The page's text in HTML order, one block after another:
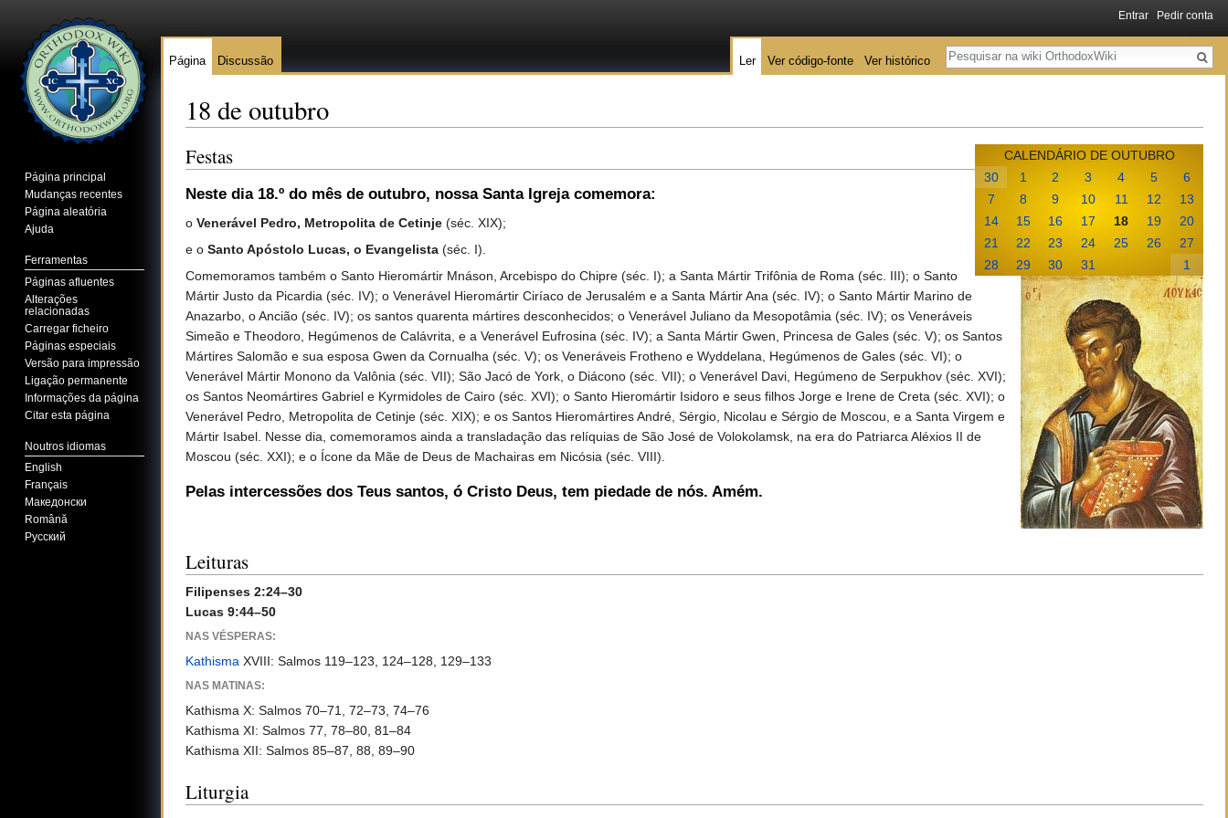
18 de outubro
CALENDÁRIO DE OUTUBRO
30
1 2 3 4 5
6
7
8 9 10 11 12
13
14
15 16 17 18 19
20
21
22 23 24 25 26
27
28
29 30 31 1
Festas
Neste dia 18.º do mês de outubro, nossa Santa Igreja comemora:
o Venerável Pedro, Metropolita de Cetinje (séc. XIX);
e o Santo Apóstolo Lucas, o Evangelista (séc. I).
Comemoramos também o Santo Hieromártir Mnáson, Arcebispo do Chipre (séc. I); a Santa Mártir Trifônia de Roma (séc. III); o Santo
Mártir Justo da Picardia (séc. IV); o Venerável Hieromártir Ciríaco de Jerusalém e a Santa Mártir Ana (séc. IV); o Santo Mártir Marino de
Anazarbo, o Ancião (séc. IV); os santos quarenta mártires desconhecidos; o Venerável Juliano da Mesopotâmia (séc. IV); os Veneráveis
Simeão e Theodoro, Hegúmenos de Calávrita, e a Venerável Eufrosina (séc. IV); a Santa Mártir Gwen, Princesa de Gales (séc. V); os Santos
Mártires Salomão e sua esposa Gwen da Cornualha (séc. V); os Veneráveis Frotheno e Wyddelana, Hegúmenos de Gales (séc. VI); o
Venerável Mártir Monono da Valônia (séc. VII); São Jacó de York, o Diácono (séc. VII); o Venerável Davi, Hegúmeno de Serpukhov (séc. XVI);
os Santos Neomártires Gabriel e Kyrmidoles de Cairo (séc. XVI); o Santo Hieromártir Isidoro e seus filhos Jorge e Irene de Creta (séc. XVI); o
Venerável Pedro, Metropolita de Cetinje (séc. XIX); e os Santos Hieromártires André, Sérgio, Nicolau e Sérgio de Moscou, e a Santa Virgem e
Mártir Isabel. Nesse dia, comemoramos ainda a transladação das relíquias de São José de Volokolamsk, na era do Patriarca Aléxios II de
Moscou (séc. XXI); e o Ícone da Mãe de Deus de Machairas em Nicósia (séc. VIII).
Pelas intercessões dos Teus santos, ó Cristo Deus, tem piedade de nós. Amém.
Leituras
Filipenses 2:24–30
Lucas 9:44–50
NAS VÉSPERAS:
Kathisma XVIII: Salmos 119–123, 124–128, 129–133
NAS MATINAS:
Kathisma X: Salmos 70–71, 72–73, 74–76
Kathisma XI: Salmos 77, 78–80, 81–84
Kathisma XII: Salmos 85–87, 88, 89–90
Liturgia
Entrar Pedir conta
Página Discussão Ler Ver código-fonte Ver histórico
Pesquisa
Página principal
Mudanças recentes
Página aleatória
Ajuda
Ferramentas
Páginas afluentes
Alterações
relacionadas
Carregar ficheiro
Páginas especiais
Versão para impressão
Ligação permanente
Informações da página
Citar esta página
Noutros idiomas
English
Français
Македонски
Română
Русский